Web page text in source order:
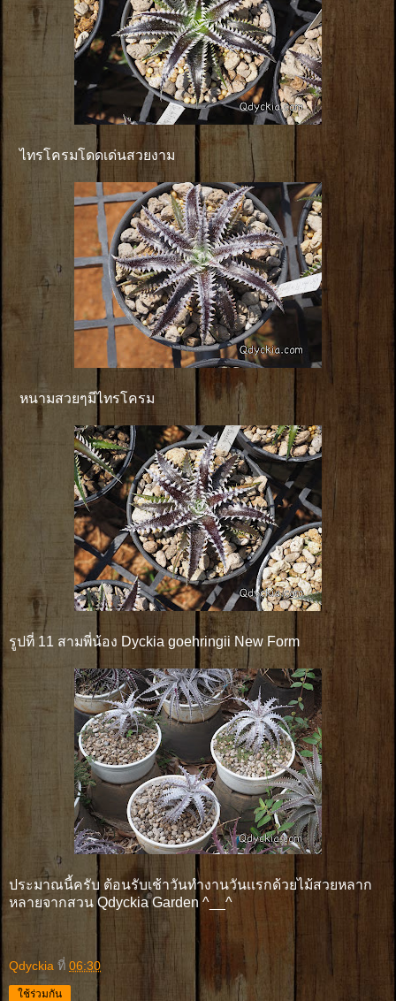
ไทรโครมโดดเด่นสวยงาม
หนามสวยๆมีไทรโครม
รูปที่ 11 สามพี่น้อง Dyckia goehringii New Form
ประมาณนี้ครับ ต้อนรับเช้าวันทำงานวันเเรกด้วยไม้สวยหลาก
หลายจากสวน Qdyckia Garden ^__^
Qdyckia ที่ 06:30
ใช้ร่วมกัน